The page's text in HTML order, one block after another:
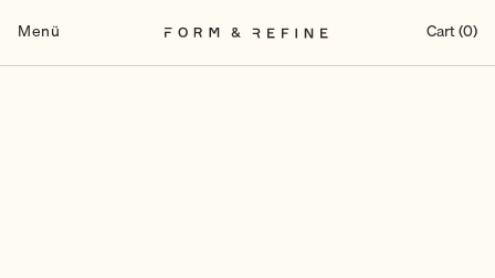
InhaltMenü Cart (0)